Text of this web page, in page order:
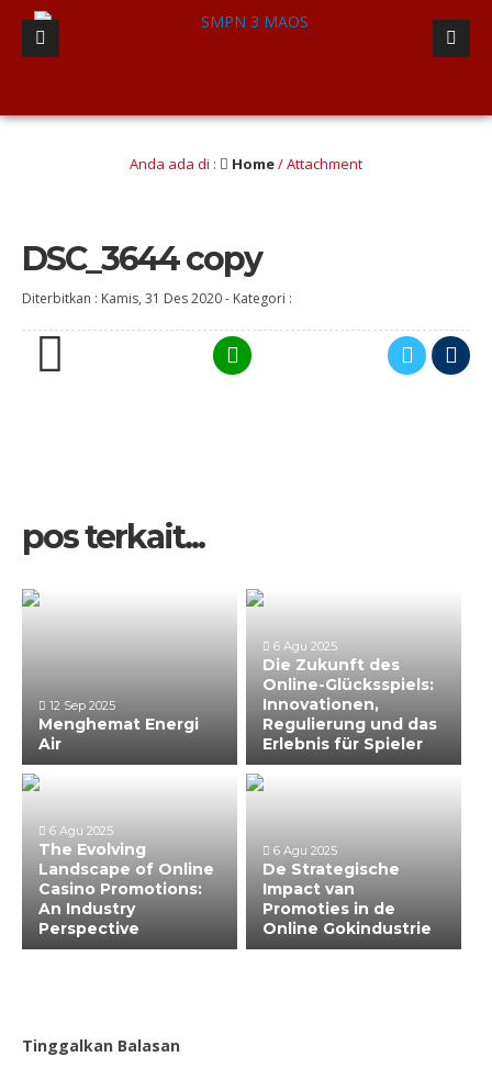
Anda ada di : Home/ Attachment
DSC_3644 copy
Diterbitkan : Kamis, 31 Des 2020- Kategori :
pos terkait...
12 Sep 2025
Menghemat Energi
Air
6 Agu 2025
Die Zukunft des
Online-Glücksspiels:
Innovationen,
Regulierung und das
Erlebnis für Spieler
6 Agu 2025
The Evolving
Landscape of Online
Casino Promotions:
An Industry
Perspective
6 Agu 2025
De Strategische
Impact van
Promoties in de
Online Gokindustrie
Tinggalkan Balasan